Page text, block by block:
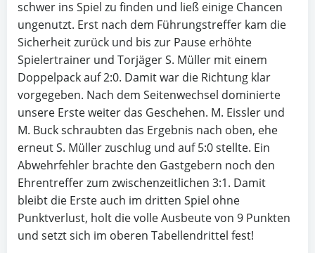
schwer ins Spiel zu finden und ließ einige Chancen
ungenutzt. Erst nach dem Führungstreffer kam die
Sicherheit zurück und bis zur Pause erhöhte
Spielertrainer und Torjäger S. Müller mit einem
Doppelpack auf 2:0. Damit war die Richtung klar
vorgegeben. Nach dem Seitenwechsel dominierte
unsere Erste weiter das Geschehen. M. Eissler und
M. Buck schraubten das Ergebnis nach oben, ehe
erneut S. Müller zuschlug und auf 5:0 stellte. Ein
Abwehrfehler brachte den Gastgebern noch den
Ehrentreffer zum zwischenzeitlichen 3:1. Damit
bleibt die Erste auch im dritten Spiel ohne
Punktverlust, holt die volle Ausbeute von 9 Punkten
und setzt sich im oberen Tabellendrittel fest!